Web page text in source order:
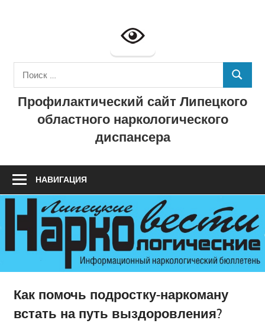
сайт
ГУЗ
"Липецкий
областной
ПОИСК
Профилактический сайт Липецкого
областного наркологического
диспансера
НАВИГАЦИЯ
Как помочь подростку-наркоману
встать на путь выздоровления?